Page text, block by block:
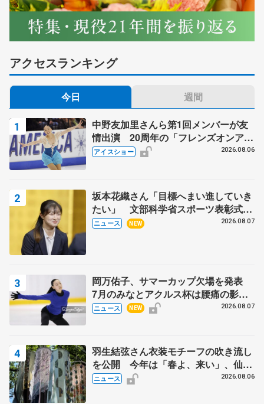
アクセスランキング
今日 週間
中野友加里さんら第1回メンバーが友
情出演 20周年の「フレンズオンアイ
ス」 宮本賢二さん、有川梨絵さん、
アイスショー 2026.08.06
坂本花織さん「目標へまい進していき
たい」 文部科学省スポーツ表彰式で
代表謝辞
ニュース NEW 2026.08.07
岡万佑子、サマーカップ欠場を発表
7月のみなとアクルス杯は腰痛の影響
で
ニュース NEW 2026.08.07
羽生結弦さん衣装モチーフの吹き流し
を公開 今年は「春よ、来い」、仙台
の瑞鳳殿
ニュース 2026.08.06